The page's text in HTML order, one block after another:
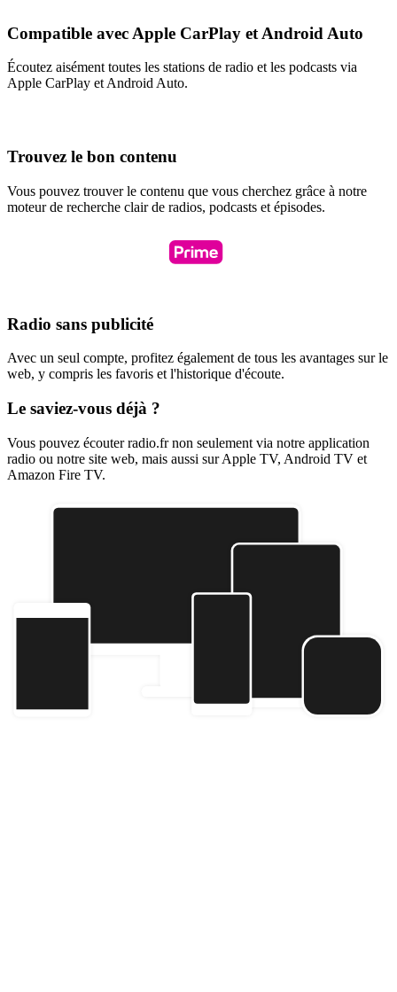
Compatible avec Apple CarPlay et Android Auto
Écoutez aisément toutes les stations de radio et les podcasts via
Apple CarPlay et Android Auto.
Trouvez le bon contenu
Vous pouvez trouver le contenu que vous cherchez grâce à notre
moteur de recherche clair de radios, podcasts et épisodes.
Radio sans publicité
Avec un seul compte, profitez également de tous les avantages sur le
web, y compris les favoris et l'historique d'écoute.
Le saviez-vous déjà ?
Vous pouvez écouter radio.fr non seulement via notre application
radio ou notre site web, mais aussi sur Apple TV, Android TV et
Amazon Fire TV.